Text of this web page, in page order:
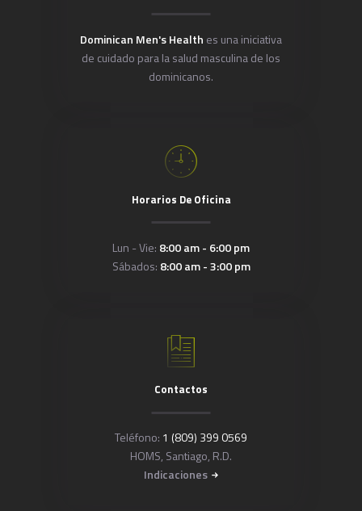
Dominican Men's Health es una iniciativa
de cuidado para la salud masculina de los
dominicanos.
Horarios De Oficina
Lun - Vie: 8:00 am - 6:00 pm
Sábados: 8:00 am - 3:00 pm
Contactos
Teléfono: 1 (809) 399 0569
HOMS, Santiago, R.D.
Indicaciones